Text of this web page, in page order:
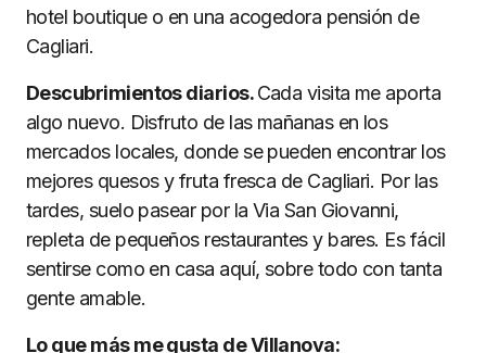
hotel boutique o en una acogedora pensión de
Cagliari.
Descubrimientos diarios.Cada visita me aporta
algo nuevo. Disfruto de las mañanas en los
mercados locales, donde se pueden encontrar los
mejores quesos y fruta fresca de Cagliari. Por las
tardes, suelo pasear por la Via San Giovanni,
repleta de pequeños restaurantes y bares. Es fácil
sentirse como en casa aquí, sobre todo con tanta
gente amable.
Lo que más me gusta de Villanova: